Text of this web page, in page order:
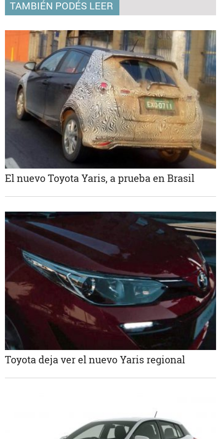
TAMBIÉN PODÉS LEER
El nuevo Toyota Yaris, a prueba en Brasil
Toyota deja ver el nuevo Yaris regional